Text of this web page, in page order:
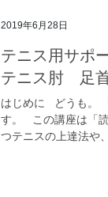
2019年6月28日
テニス用サポ
テニス肘 足首
はじめに どうも。
す。 この講座は「
つテニスの上達法や